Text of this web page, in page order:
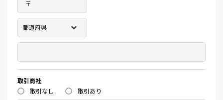
取引商社
取引なし
取引あり